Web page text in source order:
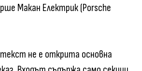
Макан Електрик (Porsche
не е открита основна